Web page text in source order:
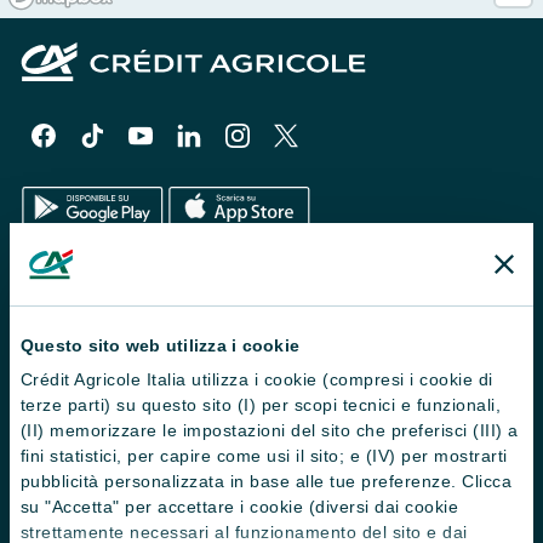
Questo sito web utilizza i cookie
Crédit Agricole Italia utilizza i cookie (compresi i cookie di
terze parti) su questo sito (I) per scopi tecnici e funzionali,
(II) memorizzare le impostazioni del sito che preferisci (III) a
fini statistici, per capire come usi il sito; e (IV) per mostrarti
pubblicità personalizzata in base alle tue preferenze. Clicca
su "Accetta" per accettare i cookie (diversi dai cookie
strettamente necessari al funzionamento del sito e dai
Trova filiali
Contattaci
Domande frequenti
Successioni
Servizi e pagamenti digitali